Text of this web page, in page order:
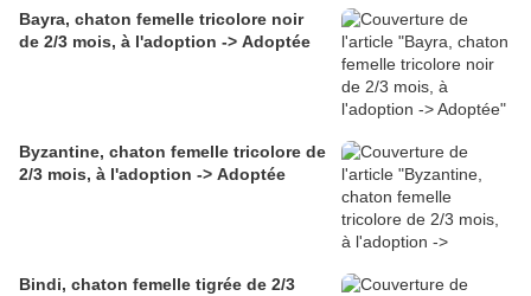
Bayra, chaton femelle tricolore noir
de 2/3 mois, à l'adoption -> Adoptée
Byzantine, chaton femelle tricolore de
2/3 mois, à l'adoption -> Adoptée
Bindi, chaton femelle tigrée de 2/3